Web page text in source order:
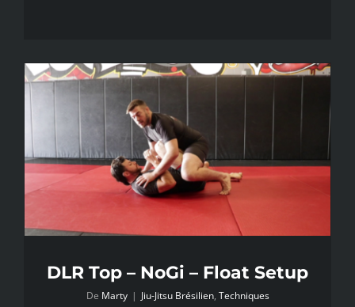
DLR Top – NoGi – Float Setup
De Marty | Jiu-Jitsu Brésilien, Techniques